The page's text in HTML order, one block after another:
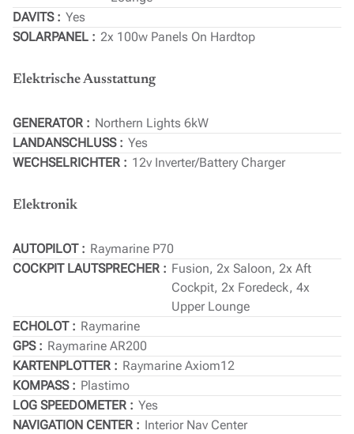
DAVITS
Yes
SOLARPANEL
2x 100w Panels On Hardtop
Elektrische Ausstattung
GENERATOR
Northern Lights 6kW
LANDANSCHLUSS
Yes
WECHSELRICHTER
12v Inverter/Battery Charger
Elektronik
AUTOPILOT
Raymarine P70
COCKPIT LAUTSPRECHER
Fusion, 2x Saloon, 2x Aft
Cockpit, 2x Foredeck, 4x
Upper Lounge
ECHOLOT
Raymarine
GPS
Raymarine AR200
KARTENPLOTTER
Raymarine Axiom12
KOMPASS
Plastimo
LOG SPEEDOMETER
Yes
NAVIGATION CENTER
Interior Nav Center